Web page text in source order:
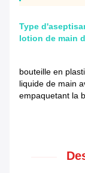
Type
lotion de main
bouteille en
liquide de main
empaquetant la